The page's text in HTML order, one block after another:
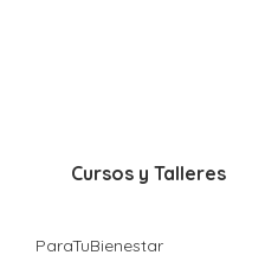
Cursos y Talleres
ParaTuBienestar